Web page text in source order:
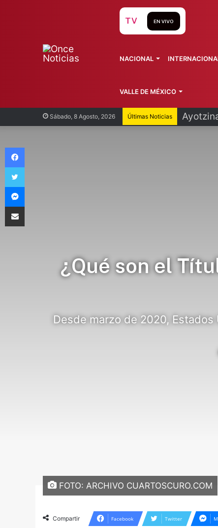
Sábado, 8 Agosto, 2026 Últimas Noticias
TV EN VIVO
NACIONAL
VALLE DE MÉXICO
¿Qué son el
Desde marzo de 2020,
FOTO: ARCHIVO CUARTOSCURO.COM
Compartir Facebook Twitter
Facebook
Twitter
Messenger
Compartir vía Email